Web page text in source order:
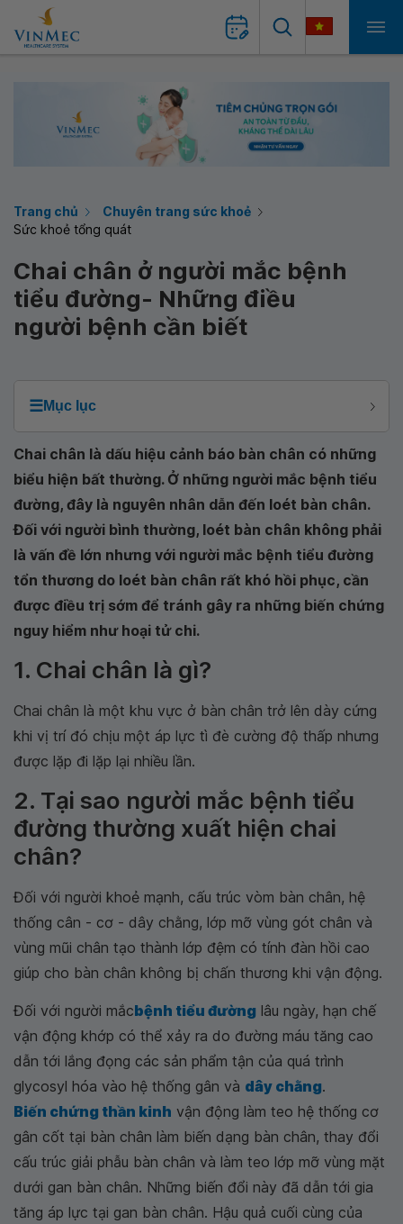
Trang chủ
Chuyên trang sức khoẻ
Sức khoẻ tổng quát
Chai chân ở người mắc bệnh
tiểu đường- Những điều
người bệnh cần biết
☰Mục lục
Chai chân là dấu hiệu cảnh báo bàn chân có những
biểu hiện bất thường. Ở những người mắc bệnh tiểu
đường, đây là nguyên nhân dẫn đến loét bàn chân.
Đối với người bình thường, loét bàn chân không phải
là vấn đề lớn nhưng với người mắc bệnh tiểu đường
tổn thương do loét bàn chân rất khó hồi phục, cần
được điều trị sớm để tránh gây ra những biến chứng
nguy hiểm như hoại tử chi.
1. Chai chân là gì?
Chai chân là một khu vực ở bàn chân trở lên dày cứng
khi vị trí đó chịu một áp lực tì đè cường độ thấp nhưng
được lặp đi lặp lại nhiều lần.
2. Tại sao người mắc bệnh tiểu
đường thường xuất hiện chai
chân?
Đối với người khoẻ mạnh, cấu trúc vòm bàn chân, hệ
thống cân - cơ - dây chằng, lớp mỡ vùng gót chân và
vùng mũi chân tạo thành lớp đệm có tính đàn hồi cao
giúp cho bàn chân không bị chấn thương khi vận động.
Đối với người mắcbệnh tiểu đường lâu ngày, hạn chế
vận động khớp có thể xảy ra do đường máu tăng cao
dẫn tới lắng đọng các sản phẩm tận của quá trình
glycosyl hóa vào hệ thống gân và dây chằng.
Biến chứng thần kinh vận động làm teo hệ thống cơ
gân cốt tại bàn chân làm biến dạng bàn chân, thay đổi
cấu trúc giải phẫu bàn chân và làm teo lớp mỡ vùng mặt
dưới gan bàn chân. Những biến đổi này đã dẫn tới gia
tăng áp lực tại gan bàn chân. Hậu quả cuối cùng của